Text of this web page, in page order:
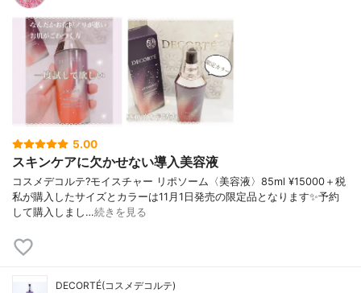
5.00
スキンケアに欠かせない導入美容液
コスメデコルテ?モイスチャー リポソーム〈美容液〉85ml ¥15000＋税
私が購入したサイズとカラーは11月1日発売の限定品となります✨予約
して購入しまし…続きを見る
DECORTÉ(コスメデコルテ)